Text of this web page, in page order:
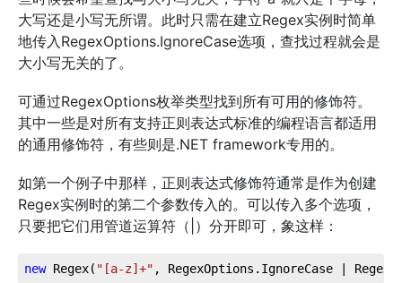
大写还是小写无所谓。此时只需在建立Regex实例时简单
地传入RegexOptions.IgnoreCase选项，查找过程就会是
大小写无关的了。
可通过RegexOptions枚举类型找到所有可用的修饰符。
其中一些是对所有支持正则表达式标准的编程语言都适用
的通用修饰符，有些则是.NET framework专用的。
如第一个例子中那样，正则表达式修饰符通常是作为创建
Regex实例时的第二个参数传入的。可以传入多个选项，
只要把它们用管道运算符（|）分开即可，象这样：
new Regex( "[a-z]+" , RegexOptions.IgnoreCase |